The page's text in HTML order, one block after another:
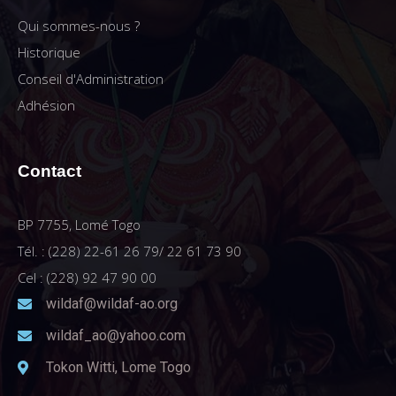
Qui sommes-nous ?
Historique
Conseil d'Administration
Adhésion
Contact
BP 7755, Lomé Togo
Tél. : (228) 22-61 26 79/ 22 61 73 90
Cel : (228) 92 47 90 00
wildaf@wildaf-ao.org
wildaf_ao@yahoo.com
Tokon Witti, Lome Togo